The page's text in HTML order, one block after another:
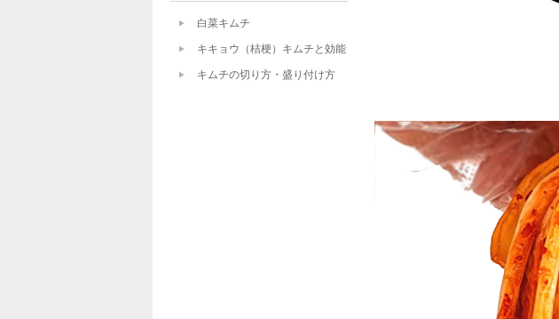
白菜キムチ
キキョウ（桔梗）キムチと効能
キムチの切り方・盛り付け方